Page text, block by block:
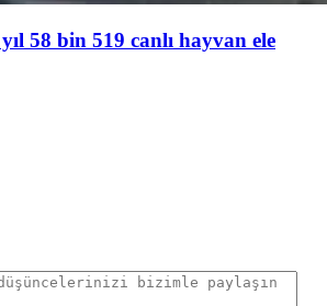
58 bin 519 canlı hayvan ele